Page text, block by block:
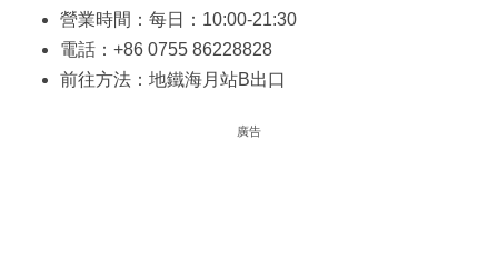
營業時間：每日：10:00-21:30
電話：+86 0755 86228828
前往方法：地鐵海月站B出口
廣告